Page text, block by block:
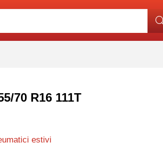
70 R16 111T
estivi